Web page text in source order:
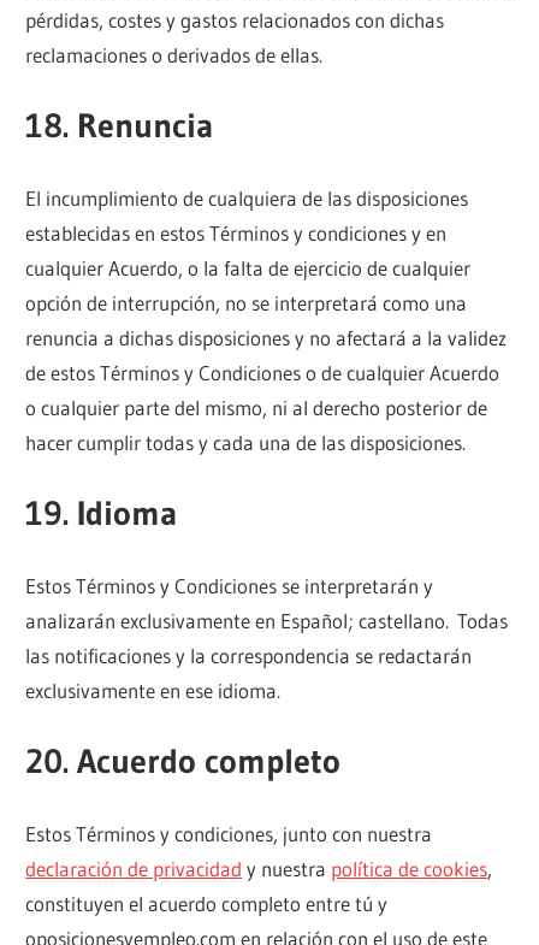
pérdidas, costes y gastos relacionados con dichas
reclamaciones o derivados de ellas.
18. Renuncia
El incumplimiento de cualquiera de las disposiciones
establecidas en estos Términos y condiciones y en
cualquier Acuerdo, o la falta de ejercicio de cualquier
opción de interrupción, no se interpretará como una
renuncia a dichas disposiciones y no afectará a la validez
de estos Términos y Condiciones o de cualquier Acuerdo
o cualquier parte del mismo, ni al derecho posterior de
hacer cumplir todas y cada una de las disposiciones.
19. Idioma
Estos Términos y Condiciones se interpretarán y
analizarán exclusivamente en Español; castellano. Todas
las notificaciones y la correspondencia se redactarán
exclusivamente en ese idioma.
20. Acuerdo completo
Estos Términos y condiciones, junto con nuestra
declaración de privacidad y nuestra política de cookies,
constituyen el acuerdo completo entre tú y
oposicionesyempleo.com en relación con el uso de este